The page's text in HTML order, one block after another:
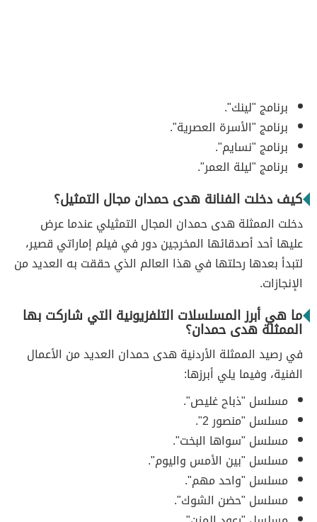
برنامج "لينك".
برنامج "الأسرة العصرية".
برنامج "نسايم".
برنامج "ليلة العمر".
كيف دخلت الفنانة هدى حمدان مجال التمثيل؟
دخلت الممثلة هدى حمدان المجال التمثيلي عندما عرض
عليها أحد أصدقائها المخرجين دور في فيلم إماراتي قصير،
لتبدأ بعدها رحلتها في هذا العالم الذي حققت به العديد من
الإنجازات.
ما هي أبرز المسلسلات التلفزيونية التي شاركت بها
الممثلة هدى حمدان؟
في رصيد الممثلة الأردنية هدى حمدان العديد من الأعمال
الفنية، وفيما يلي أبرزها:
مسلسل "ذباح غليص".
مسلسل "منصور 2".
مسلسل "سواها البخت".
مسلسل "بين الأمس واليوم".
مسلسل "واحد مهم".
مسلسل "حضن الشوك".